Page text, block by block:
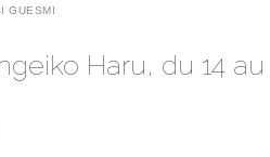
GUESMI
Haru, du 14 au